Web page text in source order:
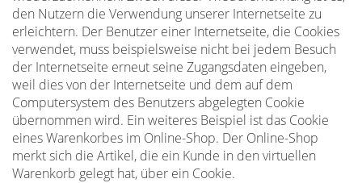
den Nutzern die Verwendung unserer Internetseite zu
erleichtern. Der Benutzer einer Internetseite, die Cookies
verwendet, muss beispielsweise nicht bei jedem Besuch
der Internetseite erneut seine Zugangsdaten eingeben,
weil dies von der Internetseite und dem auf dem
Computersystem des Benutzers abgelegten Cookie
übernommen wird. Ein weiteres Beispiel ist das Cookie
eines Warenkorbes im Online-Shop. Der Online-Shop
merkt sich die Artikel, die ein Kunde in den virtuellen
Warenkorb gelegt hat, über ein Cookie.